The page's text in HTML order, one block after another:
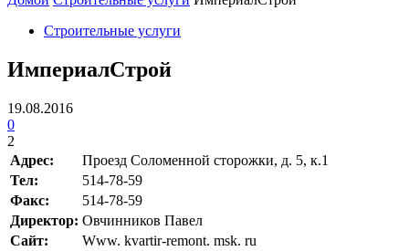
Строительные услуги
ИмпериалСтрой
19.08.2016
0
2
Адрес:
Проезд Соломенной сторожки, д. 5, к.1
Teл:
514-78-59
Факс:
514-78-59
Директор: Овчинников Павел
Сайт:
Www. kvartir-remont. msk. ru